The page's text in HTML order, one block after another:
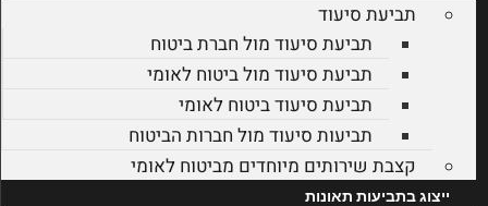
תביעת סיעוד
תביעת סיעוד מול חברת ביטוח
תביעת סיעוד מול ביטוח לאומי
תביעת סיעוד ביטוח לאומי
תביעות סיעוד מול חברות הביטוח
קצבת שירותים מיוחדים מביטוח לאומי
ייצוג בתביעות תאונות